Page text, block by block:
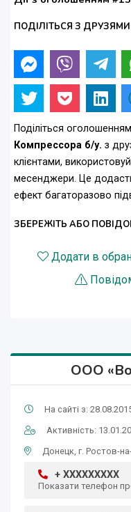
ПОДІЛІТЬСЯ З
Поділіться оголошенням
Компрессора б/у. з
клієнтами,
месенджери. Це
ефект багаторазово
ЗБЕРЕЖІТЬ АБО
Додати в
ООО
На сайті з:
Активність:
Донецк, г. Ростов-
+ XXXXXXXXX
Показати телефон